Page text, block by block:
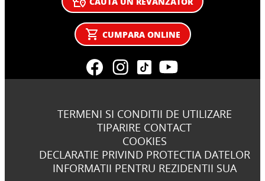
CUMPARA ONLINE
TERMENI SI CONDITII DE UTILIZARE
TIPARIRE CONTACT
COOKIES
DECLARATIE PRIVIND PROTECTIA DATELOR
INFORMATII PENTRU REZIDENTII SUA